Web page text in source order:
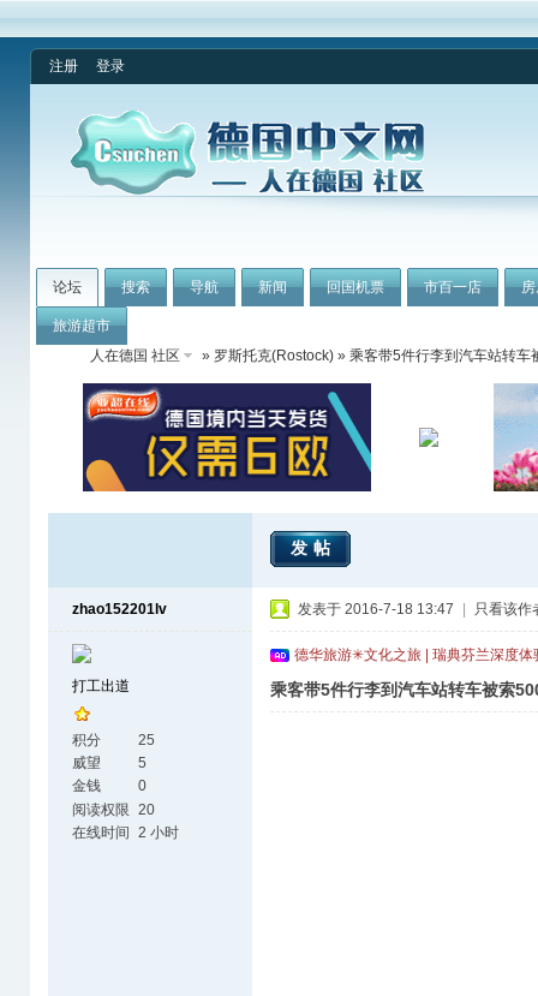
注册 登录
论坛 搜索 导航 新闻 回国机票 市百一店
旅游超市
人在德国 社区
» 罗斯托克(Rostock) » 乘客带5件行李到汽车站转车
发帖
zhao152201lv
打工出道
积分
25
威望
5
金钱
0
阅读权限 20
在线时间 2 小时
发表于 2016-7-18 13:47 只看该作
德华旅游✳文化之旅 | 瑞典芬兰深度
乘客带5件行李到汽车站转车被索